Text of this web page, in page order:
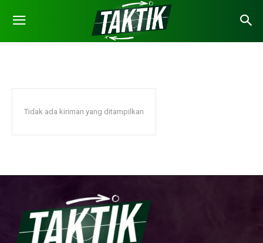
GALERI FOTO
Tidak ada kiriman yang ditampilkan